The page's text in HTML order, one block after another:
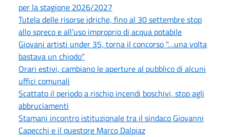
per la stagione 2026/2027
Tutela delle risorse idriche, fino al 30 settembre stop
allo spreco e all’uso improprio di acqua potabile
Giovani artisti under 35, torna il concorso "…una volta
bastava un chiodo"
Orari estivi, cambiano le aperture al pubblico di alcuni
uffici comunali
Scattato il periodo a rischio incendi boschivi, stop agli
abbruciamenti
Stamani incontro istituzionale tra il sindaco Giovanni
Capecchi e il questore Marco Dalpiaz